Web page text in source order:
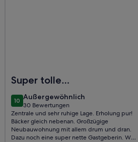
Super tolle
Ferienwohnung
1010 von 10
Außergewöhnlich
außergewöhnlich
30 Bewertungen
(30
bewertungen)
Zentrale und sehr ruhige Lage. Erholung pur!
Bäcker gleich nebenan. Großzügige
Neubauwohnung mit allem drum und dran.
Dazu noch eine super nette Gastgeberin. Was